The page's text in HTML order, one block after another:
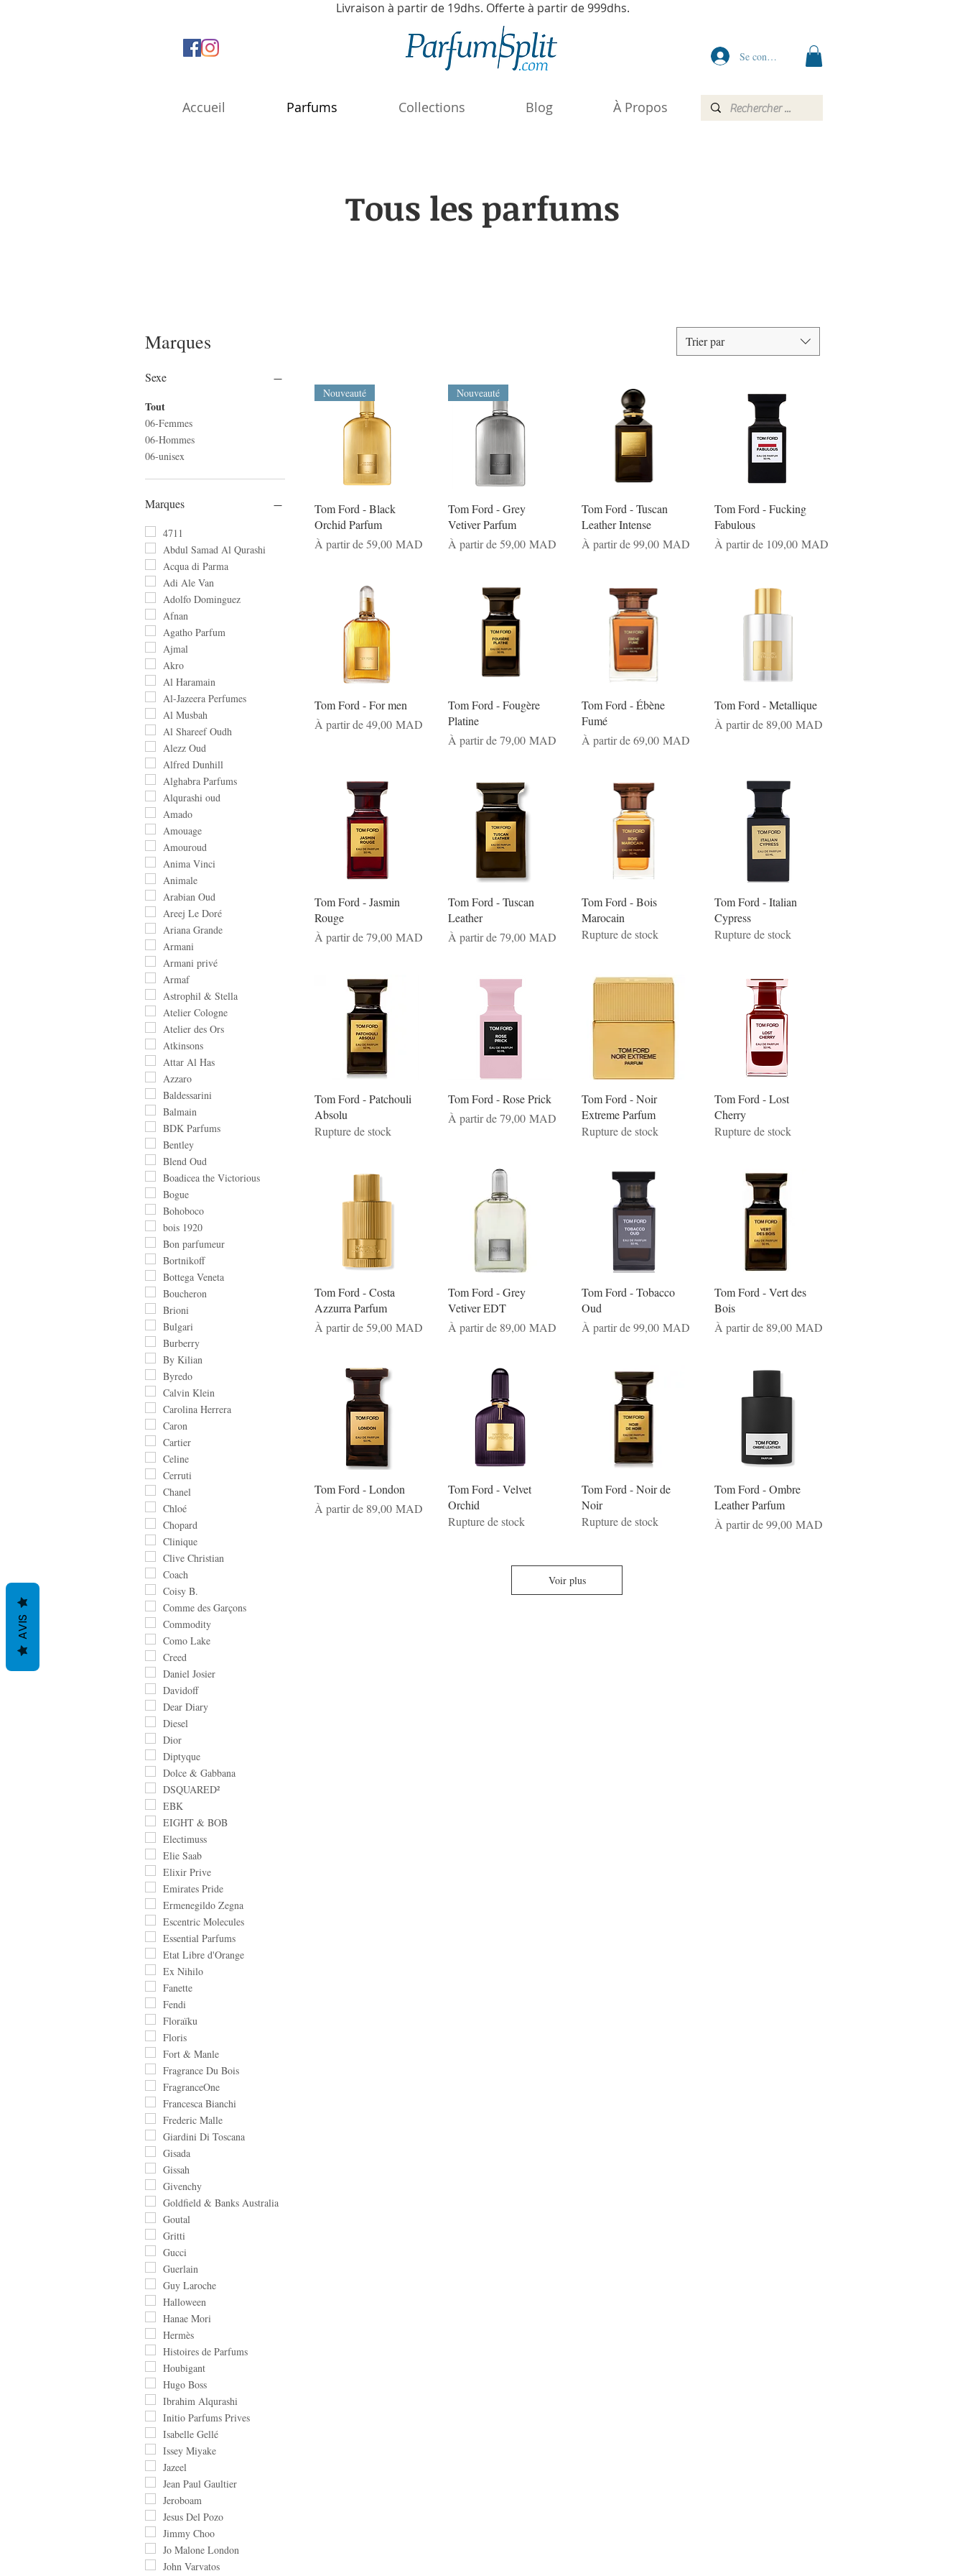
Livraison à partir de 19dhs. Offerte à partir de 999dhs.
Accueil Parfums Collections Blog À Propos
Se connecter
Tous les parfums
Marques
Sexe
Tout
06-Femmes
06-Hommes
06-unisex
Marques
4711
Abdul Samad Al Qurashi
Acqua di Parma
Adi Ale Van
Adolfo Dominguez
Afnan
Agatho Parfum
Ajmal
Akro
Al Haramain
Al-Jazeera Perfumes
Al Musbah
Al Shareef Oudh
Alezz Oud
Alfred Dunhill
Alghabra Parfums
Alqurashi oud
Amado
Amouage
Amouroud
Anima Vinci
Animale
Arabian Oud
Areej Le Doré
Ariana Grande
Armani
Armani privé
Armaf
Astrophil & Stella
Atelier Cologne
Atelier des Ors
Atkinsons
Attar Al Has
Azzaro
Baldessarini
Balmain
BDK Parfums
Bentley
Blend Oud
Boadicea the Victorious
Bogue
Bohoboco
bois 1920
Bon parfumeur
Bortnikoff
Bottega Veneta
Boucheron
Brioni
Bulgari
Burberry
By Kilian
Byredo
Calvin Klein
Carolina Herrera
Caron
Cartier
Celine
Cerruti
Chanel
Chloé
Chopard
Clinique
Clive Christian
Coach
Coisy B.
Comme des Garçons
Commodity
Como Lake
Creed
Daniel Josier
Davidoff
Dear Diary
Diesel
Dior
Diptyque
Dolce & Gabbana
DSQUARED²
EBK
EIGHT & BOB
Electimuss
Elie Saab
Elixir Prive
Emirates Pride
Ermenegildo Zegna
Escentric Molecules
Essential Parfums
Etat Libre d'Orange
Ex Nihilo
Fanette
Fendi
Floraïku
Floris
Fort & Manle
Fragrance Du Bois
FragranceOne
Francesca Bianchi
Frederic Malle
Giardini Di Toscana
Gisada
Gissah
Givenchy
Goldfield & Banks Australia
Goutal
Gritti
Gucci
Guerlain
Guy Laroche
Halloween
Hanae Mori
Hermès
Histoires de Parfums
Houbigant
Hugo Boss
Ibrahim Alqurashi
Initio Parfums Prives
Isabelle Gellé
Issey Miyake
Jazeel
Jean Paul Gaultier
Jeroboam
Jesus Del Pozo
Jimmy Choo
Jo Malone London
John Varvatos
Trier par
Nouveauté
Tom Ford - Black
Orchid Parfum
À partir de59,00 MAD
Prix promotionnel
Nouveauté
Tom Ford - Grey
Vetiver Parfum
À partir de59,00 MAD
Prix promotionnel
Tom Ford - Tuscan
Leather Intense
À partir de99,00 MAD
Prix promotionnel
Tom Ford - Fucking
Fabulous
À partir de 109,00 MAD
Prix promotionnel
Tom Ford - For men
À partir de49,00 MAD
Prix promotionnel
Tom Ford - Fougère
Platine
À partir de79,00 MAD
Prix promotionnel
Tom Ford - Ébène
Fumé
À partir de69,00 MAD
Prix promotionnel
Tom Ford - Metallique
À partir de 89,00 MAD
Prix promotionnel
Tom Ford - Jasmin
Rouge
À partir de79,00 MAD
Prix promotionnel
Tom Ford - Tuscan
Leather
À partir de79,00 MAD
Prix promotionnel
Tom Ford - Bois
Marocain
Rupture de stock
Tom Ford - Italian
Cypress
Rupture de stock
Tom Ford - Patchouli
Absolu
Rupture de stock
Tom Ford - Rose Prick
À partir de79,00 MAD
Prix promotionnel
Tom Ford - Noir
Extreme Parfum
Rupture de stock
Tom Ford - Lost
Cherry
Rupture de stock
Tom Ford - Costa
Azzurra Parfum
À partir de59,00 MAD
Prix promotionnel
Tom Ford - Grey
Vetiver EDT
À partir de 89,00 MAD
Prix promotionnel
Tom Ford - Tobacco
Oud
À partir de99,00 MAD
Prix promotionnel
Tom Ford - Vert des
Bois
À partir de 89,00 MAD
Prix promotionnel
Tom Ford - London
À partir de 89,00 MAD
Prix promotionnel
Tom Ford - Velvet
Orchid
Rupture de stock
Tom Ford - Noir de
Noir
Rupture de stock
Tom Ford - Ombre
Leather Parfum
À partir de99,00 MAD
Prix promotionnel
Voir plus
AVIS